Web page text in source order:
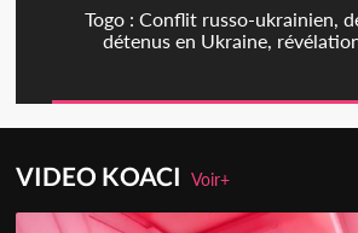
Togo : Conflit russo-ukrainien,
détenus en Ukraine,
VIDEO KOACIVoir+